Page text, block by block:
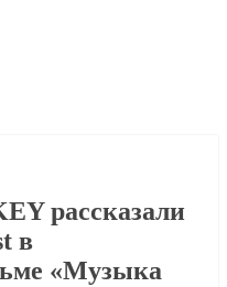
рассказали
в
«Музыка